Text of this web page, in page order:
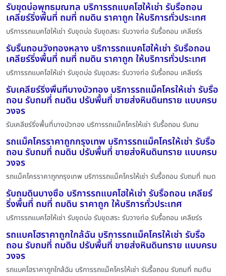
รับขุดบ่อพุทธมณฑล บริการรถแบคโฮให้เช่า รับรื้อถอน
เคลียร์ริ่งพื้นที่ ถมที่ ถมดิน ราคาถูก ให้บริการทั่วประเทศ
บริการรถแบคโฮให้เช่า รับขุดบ่อ รับขุดสระ รับวางท่อ รับรื้อถอน เคลียร์ร
รับรื้นถอนวังทองหลาง บริการรถแบคโฮให้เช่า รับรื้อถอน
เคลียร์ริ่งพื้นที่ ถมที่ ถมดิน ราคาถูก ให้บริการทั่วประเทศ
บริการรถแบคโฮให้เช่า รับขุดบ่อ รับขุดสระ รับวางท่อ รับรื้อถอน เคลียร์ร
รับเคลียร์ริ่งพื้นที่บางบัวทอง บริการรถแม็คโครให้เช่า รับรื้อ
ถอน รับถมที่ ถมดิน ปรับพื้นที่ ขายส่งหินดินทราย แบบครบ
วงจร
รับเคลียร์ริ่งพื้นที่บางบัวทอง บริการรถแม็คโครให้เช่า รับรื้อถอน รับถม
รถแม็คโครราคาถูกกรุงเทพ บริการรถแม็คโครให้เช่า รับรื้อ
ถอน รับถมที่ ถมดิน ปรับพื้นที่ ขายส่งหินดินทราย แบบครบ
วงจร
รถแม็คโครราคาถูกกรุงเทพ บริการรถแม็คโครให้เช่า รับรื้อถอน รับถมที่ ถมด
รับถมดินบางซื่อ บริการรถแบคโฮให้เช่า รับรื้อถอน เคลียร์
ริ่งพื้นที่ ถมที่ ถมดิน ราคาถูก ให้บริการทั่วประเทศ
บริการรถแบคโฮให้เช่า รับขุดบ่อ รับขุดสระ รับวางท่อ รับรื้อถอน เคลียร์ร
รถแบคโฮราคาถูกใกล้ฉัน บริการรถแม็คโครให้เช่า รับรื้อ
ถอน รับถมที่ ถมดิน ปรับพื้นที่ ขายส่งหินดินทราย แบบครบ
วงจร
รถแบคโฮราคาถูกใกล้ฉัน บริการรถแม็คโครให้เช่า รับรื้อถอน รับถมที่ ถมดิน